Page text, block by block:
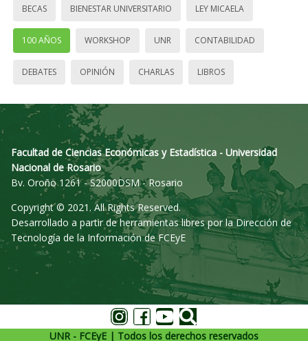
BECAS BIENESTAR UNIVERSITARIO LEY MICAELA
100 AÑOS WORKSHOP UNR CONTABILIDAD
DEBATES OPINIÓN CHARLAS LIBROS
Facultad de Ciencias Económicas y Estadística - Universidad
Nacional de Rosario
Bv. Oroño 1261 - S2000DSM - Rosario
Copyright © 2021. All Rights Reserved.
Desarrollado a partir de herramientas libres por la Dirección de
Tecnología de la Información de FCEyE
UNR - FCEyE | Todos los derechos reservados